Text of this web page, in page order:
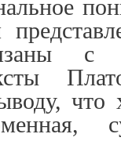
что